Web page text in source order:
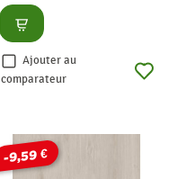
Consulter
Ajouter au
comparateur
-9,59 €